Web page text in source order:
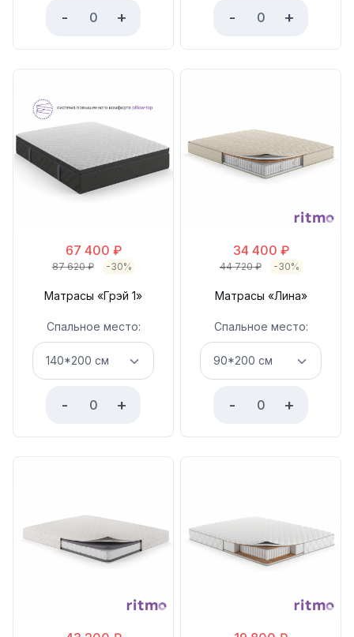
- + - +
67 400 ₽
87 620₽ -30%
Матрасы «Грэй 1»
Спальное место:
- +
34 400 ₽
44 720₽ -30%
Матрасы «Лина»
Спальное место:
- +